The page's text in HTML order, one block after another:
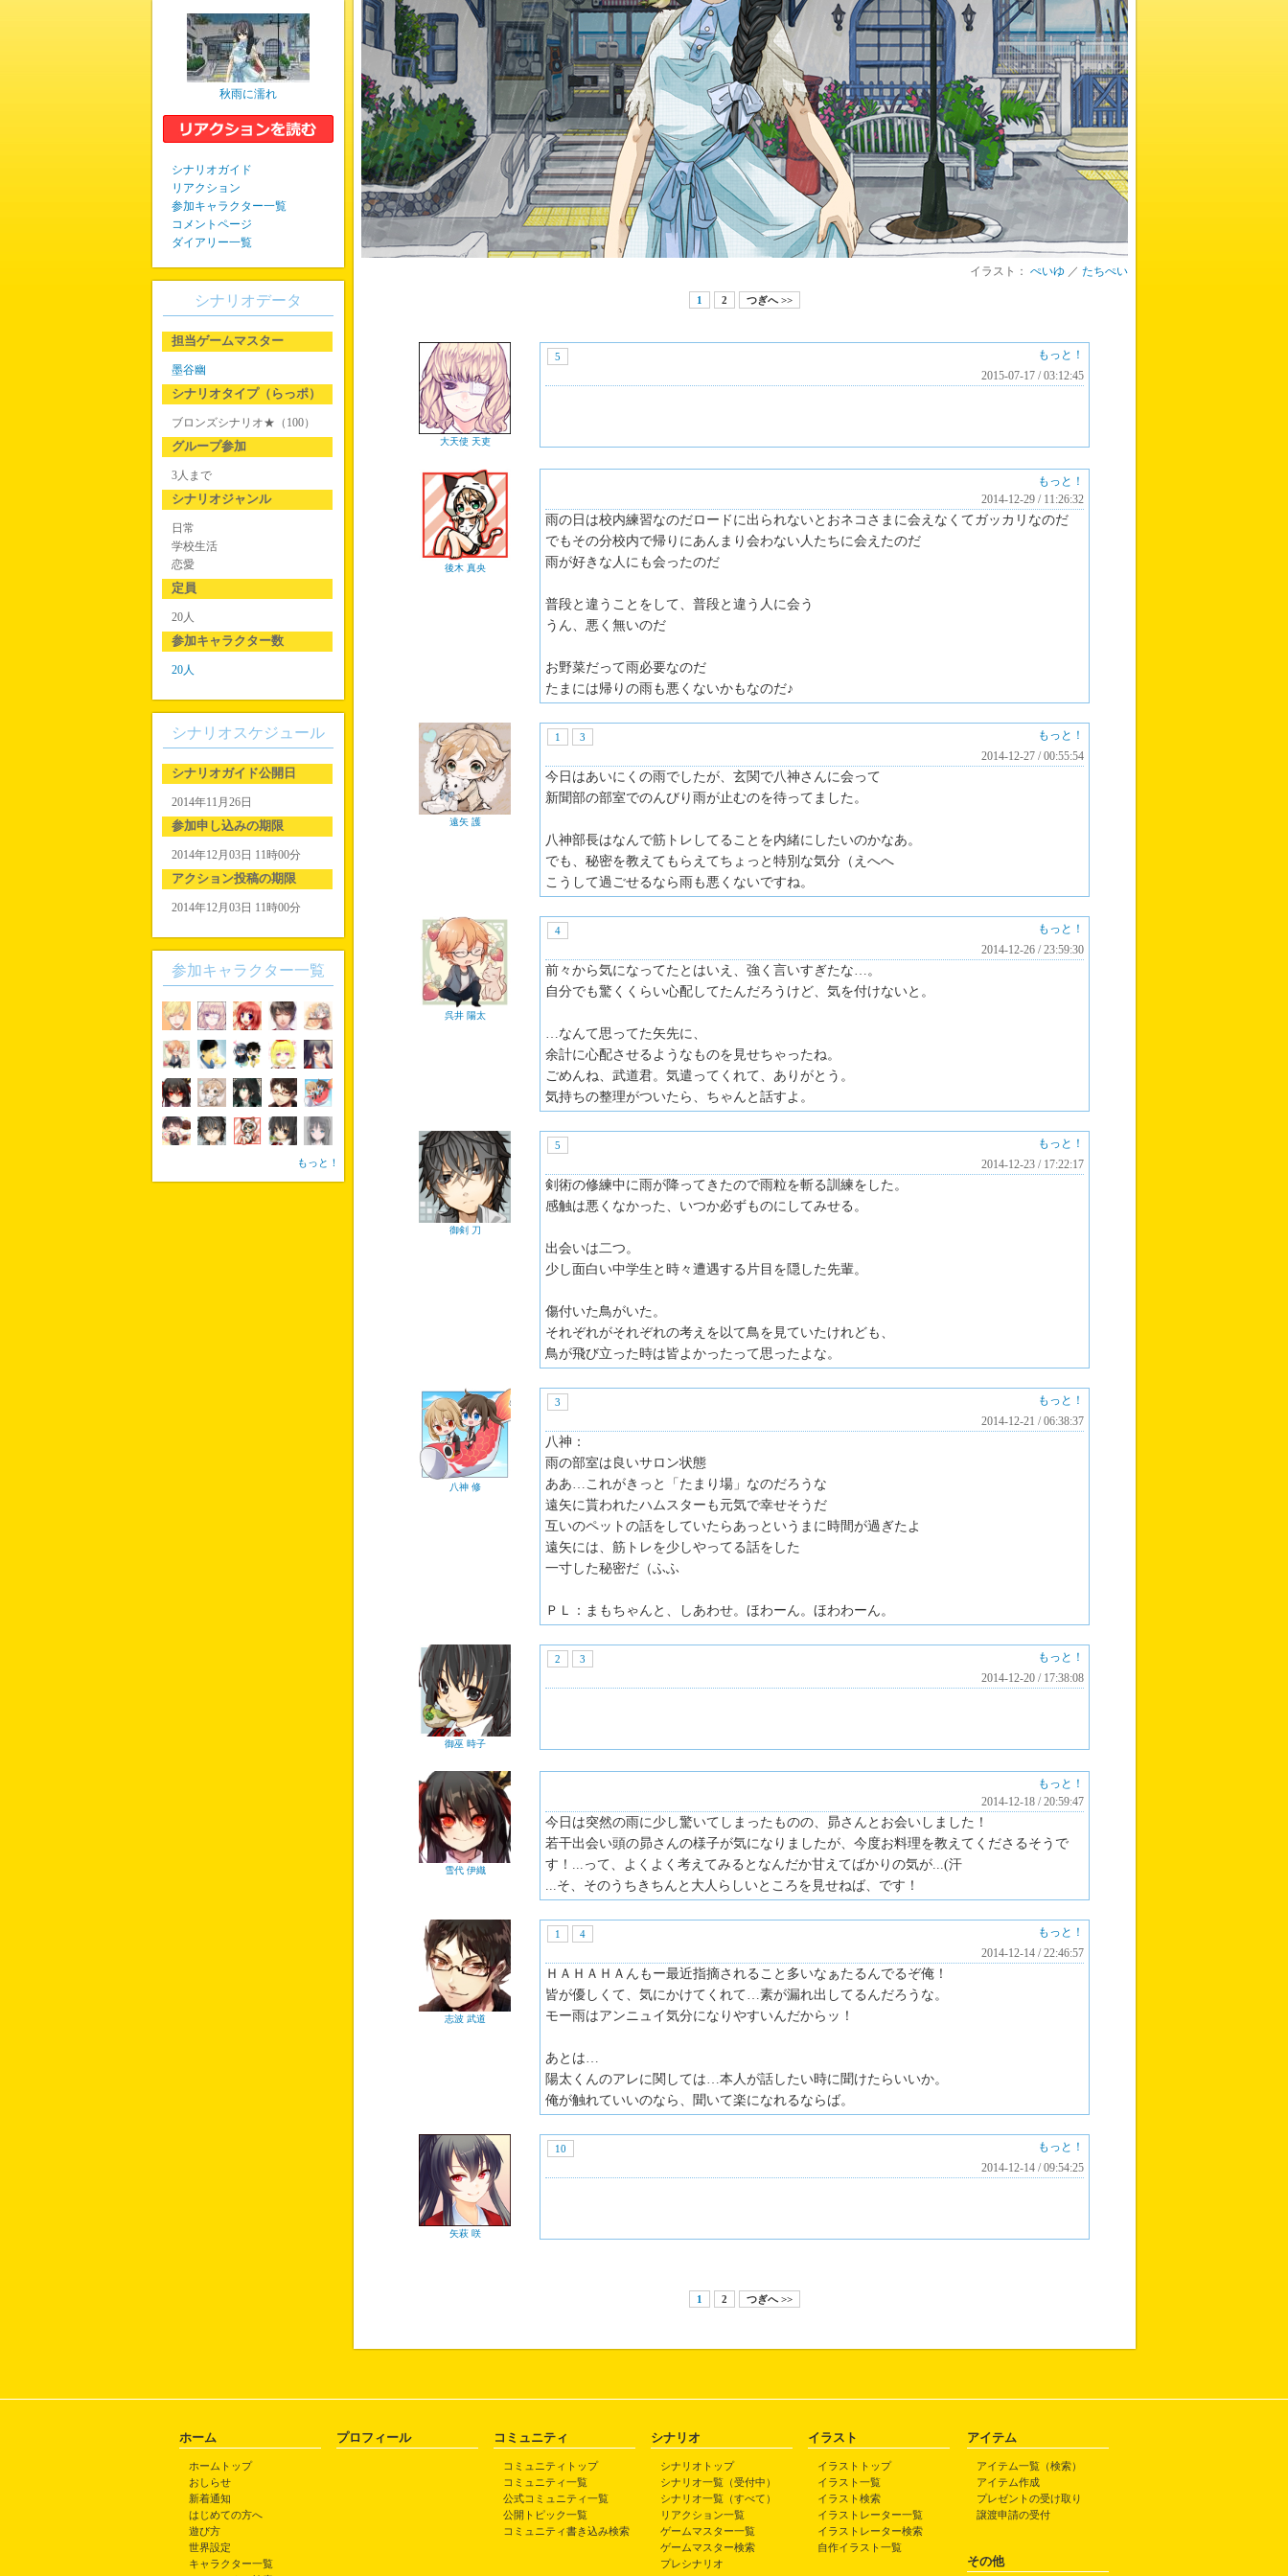
イラスト： ぺいゆ ／ たちぺい
1 2 つぎへ >>
大天使 天吏
5
もっと！
2015-07-17 / 03:12:45
後木 真央
もっと！
2014-12-29 / 11:26:32
雨の日は校内練習なのだロードに出られないとおネコさまに会えなくてガッカリなのだ
でもその分校内で帰りにあんまり会わない人たちに会えたのだ
雨が好きな人にも会ったのだ
普段と違うことをして、普段と違う人に会う
うん、悪く無いのだ
お野菜だって雨必要なのだ
たまには帰りの雨も悪くないかもなのだ♪
遠矢 護
1 3
もっと！
2014-12-27 / 00:55:54
今日はあいにくの雨でしたが、玄関で八神さんに会って
新聞部の部室でのんびり雨が止むのを待ってました。
八神部長はなんで筋トレしてることを内緒にしたいのかなあ。
でも、秘密を教えてもらえてちょっと特別な気分（えへへ
こうして過ごせるなら雨も悪くないですね。
呉井 陽太
4
もっと！
2014-12-26 / 23:59:30
前々から気になってたとはいえ、強く言いすぎたな…。
自分でも驚くくらい心配してたんだろうけど、気を付けないと。
…なんて思ってた矢先に、
余計に心配させるようなものを見せちゃったね。
ごめんね、武道君。気遣ってくれて、ありがとう。
気持ちの整理がついたら、ちゃんと話すよ。
御剣 刀
5
もっと！
2014-12-23 / 17:22:17
剣術の修練中に雨が降ってきたので雨粒を斬る訓練をした。
感触は悪くなかった、いつか必ずものにしてみせる。
出会いは二つ。
少し面白い中学生と時々遭遇する片目を隠した先輩。
傷付いた鳥がいた。
それぞれがそれぞれの考えを以て鳥を見ていたけれども、
鳥が飛び立った時は皆よかったって思ったよな。
八神 修
3
もっと！
2014-12-21 / 06:38:37
八神：
雨の部室は良いサロン状態
ああ…これがきっと「たまり場」なのだろうな
遠矢に貰われたハムスターも元気で幸せそうだ
互いのペットの話をしていたらあっというまに時間が過ぎたよ
遠矢には、筋トレを少しやってる話をした
一寸した秘密だ（ふふ
ＰＬ：まもちゃんと、しあわせ。ほわーん。ほわわーん。
御巫 時子
2 3
もっと！
2014-12-20 / 17:38:08
雪代 伊織
もっと！
2014-12-18 / 20:59:47
今日は突然の雨に少し驚いてしまったものの、昴さんとお会いしました！
若干出会い頭の昴さんの様子が気になりましたが、今度お料理を教えてくださるそうで
す！...って、よくよく考えてみるとなんだか甘えてばかりの気が...(汗
...そ、そのうちきちんと大人らしいところを見せねば、です！
志波 武道
1 4
もっと！
2014-12-14 / 22:46:57
ＨＡＨＡＨＡんもー最近指摘されること多いなぁたるんでるぞ俺！
皆が優しくて、気にかけてくれて…素が漏れ出してるんだろうな。
モー雨はアンニュイ気分になりやすいんだからッ！
あとは…
陽太くんのアレに関しては…本人が話したい時に聞けたらいいか。
俺が触れていいのなら、聞いて楽になれるならば。
矢萩 咲
10
もっと！
2014-12-14 / 09:54:25
1 2 つぎへ >>
秋雨に濡れ
シナリオガイド
リアクション
参加キャラクター一覧
コメントページ
ダイアリー一覧
シナリオデータ
担当ゲームマスター
墨谷幽
シナリオタイプ（らっポ）
ブロンズシナリオ★（100）
グループ参加
3人まで
シナリオジャンル
日常
学校生活
恋愛
定員
20人
参加キャラクター数
20人
シナリオスケジュール
シナリオガイド公開日
2014年11月26日
参加申し込みの期限
2014年12月03日 11時00分
アクション投稿の期限
2014年12月03日 11時00分
参加キャラクター一覧
もっと！
ホーム
ホームトップ
おしらせ
新着通知
はじめての方へ
遊び方
世界設定
キャラクター一覧
プロフィール コミュニティ
コミュニティトップ
コミュニティ一覧
公式コミュニティ一覧
公開トピック一覧
コミュニティ書き込み検索
シナリオ
シナリオトップ
シナリオ一覧（受付中）
シナリオ一覧（すべて）
リアクション一覧
ゲームマスター一覧
ゲームマスター検索
プレシナリオ
イラスト
イラストトップ
イラスト一覧
イラスト検索
イラストレーター一覧
イラストレーター検索
自作イラスト一覧
アイテム
アイテム一覧（検索）
アイテム作成
プレゼントの受け取り
譲渡申請の受付
その他